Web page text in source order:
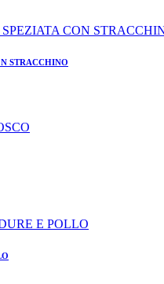
STRACCHINO